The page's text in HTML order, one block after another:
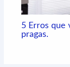
5 Erros que
pragas.